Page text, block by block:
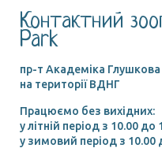
Контактний
Park
пр-т Академіка Глушкова
на території ВДНГ
Працюємо без вихідних:
у літній період з 10.00
у зимовий період з